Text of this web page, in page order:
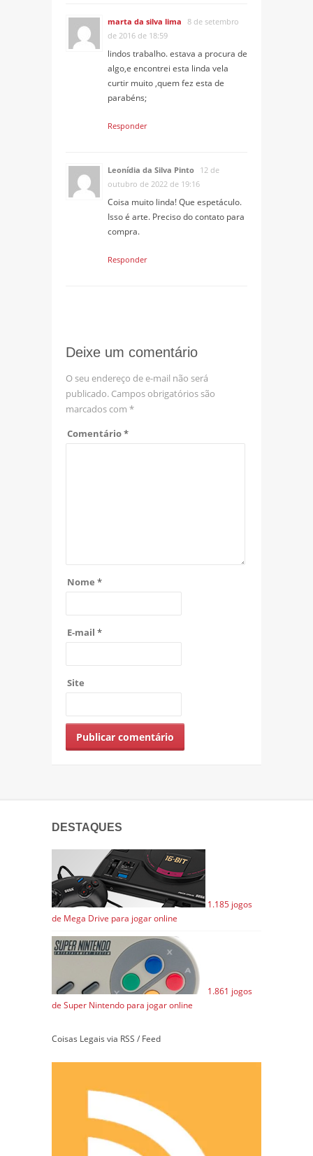
marta da silva lima 8 de setembro
de 2016 de 18:59
lindos trabalho. estava a procura de
algo,e encontrei esta linda vela
curtir muito ,quem fez esta de
parabéns;
Responder
Leonídia da Silva Pinto 12 de
outubro de 2022 de 19:16
Coisa muito linda! Que espetáculo.
Isso é arte. Preciso do contato para
compra.
Responder
Deixe um comentário
O seu endereço de e-mail não será
publicado. Campos obrigatórios são
marcados com *
Comentário*
Nome *
E-mail *
Site
DESTAQUES
1.185 jogos
de Mega Drive para jogar online
1.861 jogos
de Super Nintendo para jogar online
Coisas Legais via RSS / Feed